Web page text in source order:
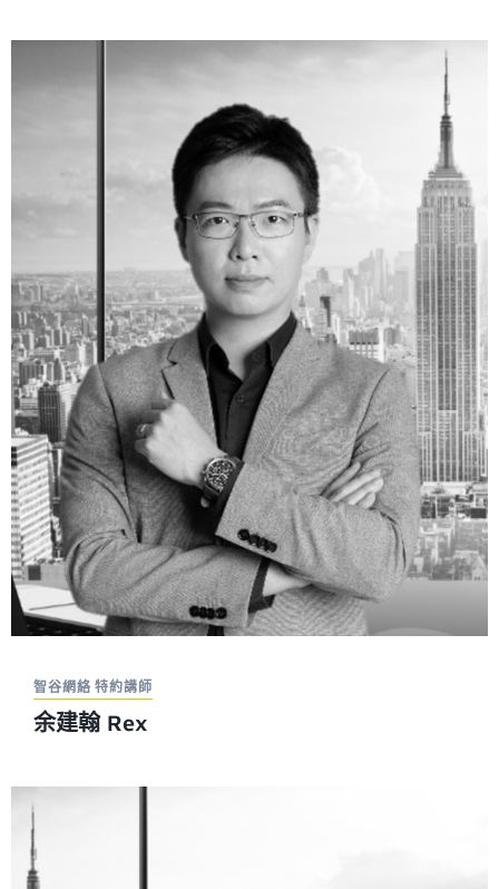
智谷網絡 特約講師
余建翰 Rex